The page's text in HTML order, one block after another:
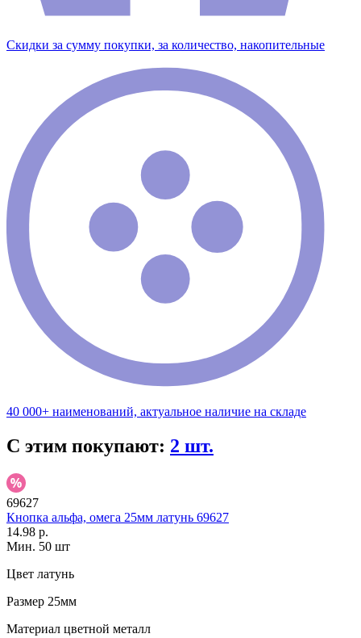
Скидки за сумму покупки, за количество, накопительные
40 000+ наименований, актуальное наличие на складе
С этим покупают: 2 шт.
69627
Кнопка альфа, омега 25мм латунь 69627
14.98 р.
Мин. 50 шт
Цвет латунь
Размер 25мм
Материал цветной металл